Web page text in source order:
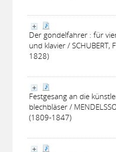
Der gondelfahrer : für
und klavier / SCHUBERT,
1828)
Festgesang an die
blechbläser /
(1809-1847)